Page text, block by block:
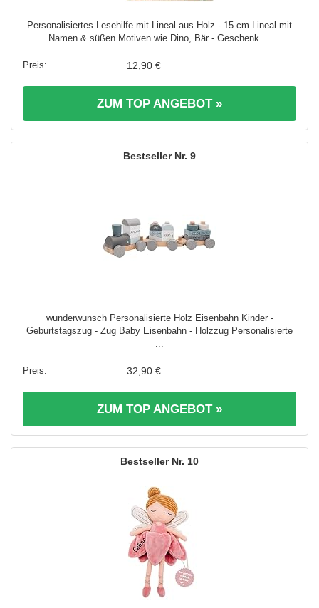
Personalisiertes Lesehilfe mit Lineal aus Holz - 15 cm Lineal mit
Namen & süßen Motiven wie Dino, Bär - Geschenk ...
12,90 €
ZUM TOP ANGEBOT »
9
wunderwunsch Personalisierte Holz Eisenbahn Kinder -
Geburtstagszug - Zug Baby Eisenbahn - Holzzug Personalisierte
...
32,90 €
ZUM TOP ANGEBOT »
10